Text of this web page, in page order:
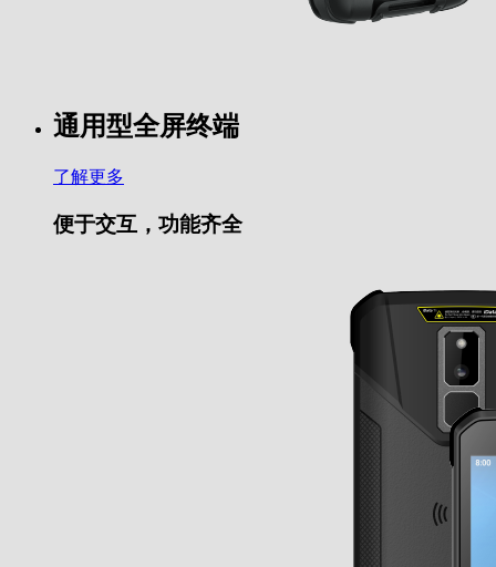
通用型全屏终端
了解更多
便于交互，功能齐全